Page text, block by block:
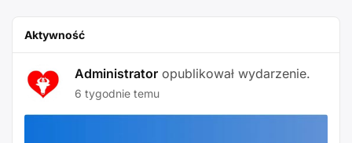
Aktywność
Administrator opublikował wydarzenie.
6 tygodnie temu